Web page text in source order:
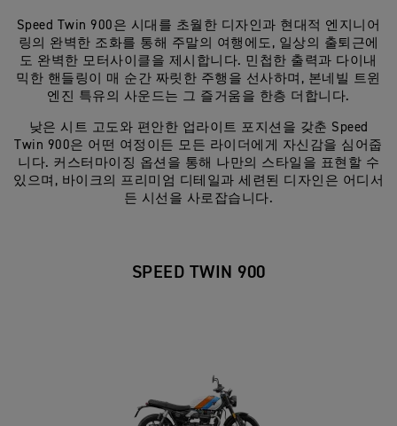
Speed Twin 900은 시대를 초월한 디자인과 현대적 엔지니어
링의 완벽한 조화를 통해 주말의 여행에도, 일상의 출퇴근에
도 완벽한 모터사이클을 제시합니다. 민첩한 출력과 다이내
믹한 핸들링이 매 순간 짜릿한 주행을 선사하며, 본네빌 트윈
엔진 특유의 사운드는 그 즐거움을 한층 더합니다.
낮은 시트 고도와 편안한 업라이트 포지션을 갖춘 Speed
Twin 900은 어떤 여정이든 모든 라이더에게 자신감을 심어줍
니다. 커스터마이징 옵션을 통해 나만의 스타일을 표현할 수
있으며, 바이크의 프리미엄 디테일과 세련된 디자인은 어디서
든 시선을 사로잡습니다.
SPEED TWIN 900